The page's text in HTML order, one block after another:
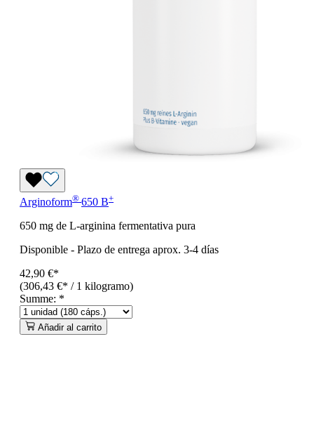
Arginoform® 650 B+
650 mg de L-arginina fermentativa pura
Disponible - Plazo de entrega aprox. 3-4 días
42,90 €*
(306,43 €* / 1 kilogramo)
Summe: *
Añadir al carrito